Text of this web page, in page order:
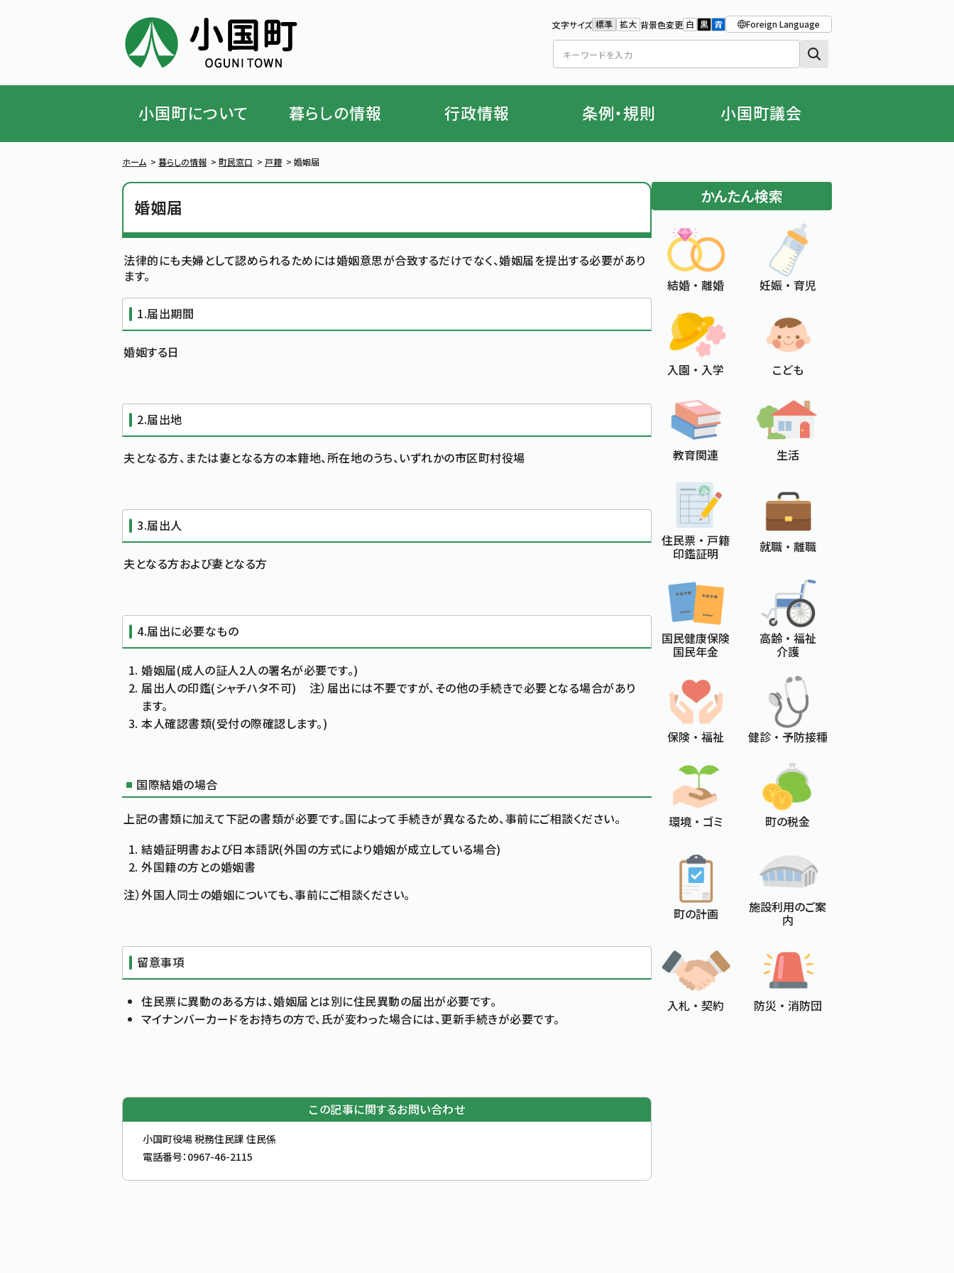
小国町について 暮らしの情報 行政情報 条例・規則 小国町議会
文字サイズ 標準
文字の大きさをもとの大きさに戻す
拡大
文字を大きくする
背景色変更 白
背景色の変更：白
黒
背景色の変更：黒
青
背景色の変更：青
Foreign Language
ホーム > 暮らしの情報 > 町民窓口 > 戸籍> 婚姻届
婚姻届
法律的にも夫婦として認められるためには婚姻意思が合致するだけでなく、婚姻届を提出する必要があり
ます。
1.届出期間
婚姻する日
2.届出地
夫となる方、または妻となる方の本籍地、所在地のうち、いずれかの市区町村役場
3.届出人
夫となる方および妻となる方
4.届出に必要なもの
婚姻届(成人の証人2人の署名が必要です。)
届出人の印鑑(シャチハタ不可) 注）届出には不要ですが、その他の手続きで必要となる場合があり
ます。
本人確認書類(受付の際確認します。)
国際結婚の場合
上記の書類に加えて下記の書類が必要です。国によって手続きが異なるため、事前にご相談ください。
結婚証明書および日本語訳(外国の方式により婚姻が成立している場合)
外国籍の方との婚姻書
注）外国人同士の婚姻についても、事前にご相談ください。
留意事項
住民票に異動のある方は、婚姻届とは別に住民異動の届出が必要です。
マイナンバーカードをお持ちの方で、氏が変わった場合には、更新手続きが必要です。
この記事に関するお問い合わせ
お問合せ先
小国町役場 税務住民課 住民係
電話番号： 0967-46-2115
かんたん検索
結婚 ・ 離婚 妊娠 ・ 育児
入園 ・ 入学 こども
教育関連 生活
住民票 ・ 戸籍
印鑑証明 就職 ・ 離職
国民健康保険
国民年金
高齢 ・ 福祉
介護
保険 ・ 福祉 健診 ・ 予防接種
環境 ・ ゴミ 町の税金
町の計画 施設利用のご案
内
入札 ・ 契約 防災 ・ 消防団